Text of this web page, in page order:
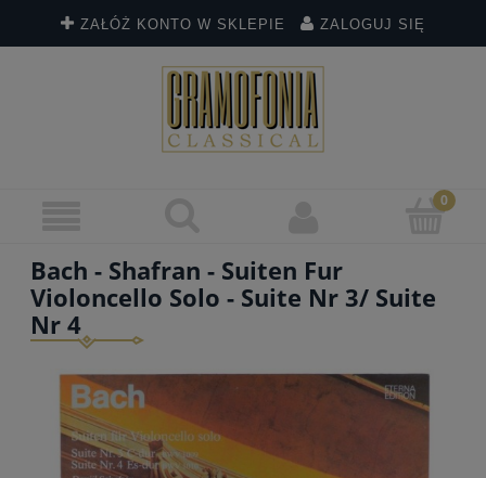
ZAŁÓŻ KONTO W SKLEPIE ZALOGUJ SIĘ
Bach - Shafran - Suiten Fur
Violoncello Solo - Suite Nr 3/ Suite
Nr 4